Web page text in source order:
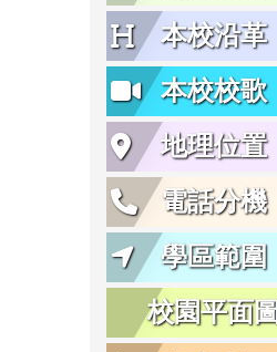
本校沿革
本校校歌
地理位置
電話分機
學區範圍
校園平面圖